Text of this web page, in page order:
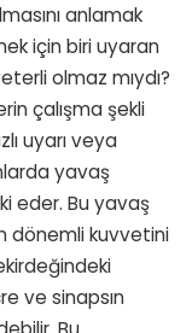
anlamak
için biri uyaran
olmaz mıydı?
çalışma şekli
uyarı veya
yavaş
eder. Bu yavaş
dönemli kuvvetini
ve sinapsın